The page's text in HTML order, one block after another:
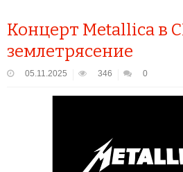
Концерт Metallica в
землетрясение
05.11.2025 346 0